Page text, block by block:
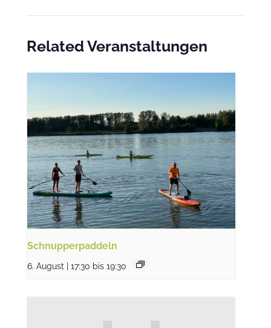
Related Veranstaltungen
Schnupperpaddeln
6. August | 17:30 bis 19:30